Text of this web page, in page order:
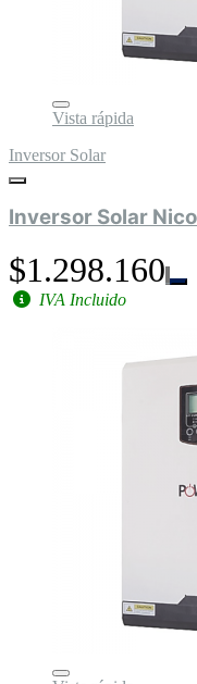
Vista rápida
Inversor Solar
Inversor Solar
$1.298.160
IVA Incluido